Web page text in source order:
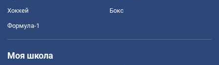
Хоккей Бокс
Формула-1
Моя школа